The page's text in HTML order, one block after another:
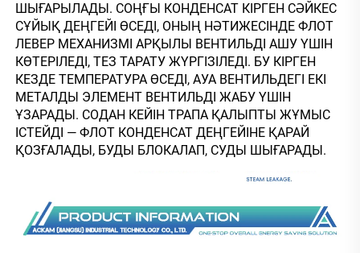
ШЫҒАРЫЛАДЫ. СОҢҒЫ КОНДЕНСАТ КІРГЕН СӘЙКЕС
СҰЙЫҚ ДЕҢГЕЙІ ӨСЕДІ, ОНЫҢ НӘТИЖЕСІНДЕ ФЛОТ
ЛЕВЕР МЕХАНИЗМІ АРҚЫЛЫ ВЕНТИЛЬДІ АШУ ҮШІН
КӨТЕРІЛЕДІ, ТЕЗ ТАРАТУ ЖҮРГІЗІЛЕДІ. БУ КІРГЕН
КЕЗДЕ ТЕМПЕРАТУРА ӨСЕДІ, АУА ВЕНТИЛЬДЕГІ ЕКІ
МЕТАЛДЫ ЭЛЕМЕНТ ВЕНТИЛЬДІ ЖАБУ ҮШІН
ҰЗАРАДЫ. СОДАН КЕЙІН ТРАПА ҚАЛЫПТЫ ЖҰМЫС
ІСТЕЙДІ — ФЛОТ КОНДЕНСАТ ДЕҢГЕЙІНЕ ҚАРАЙ
ҚОЗҒАЛАДЫ, БУДЫ БЛОКАЛАП, СУДЫ ШЫҒАРАДЫ.